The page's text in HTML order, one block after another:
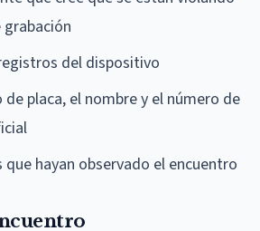
del dispositivo
placa, el nombre y el número de
hayan observado el encuentro